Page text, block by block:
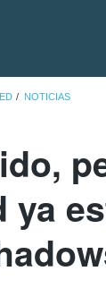
NOTICIAS
ya